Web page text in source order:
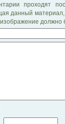
проходят
данный материал,
должно